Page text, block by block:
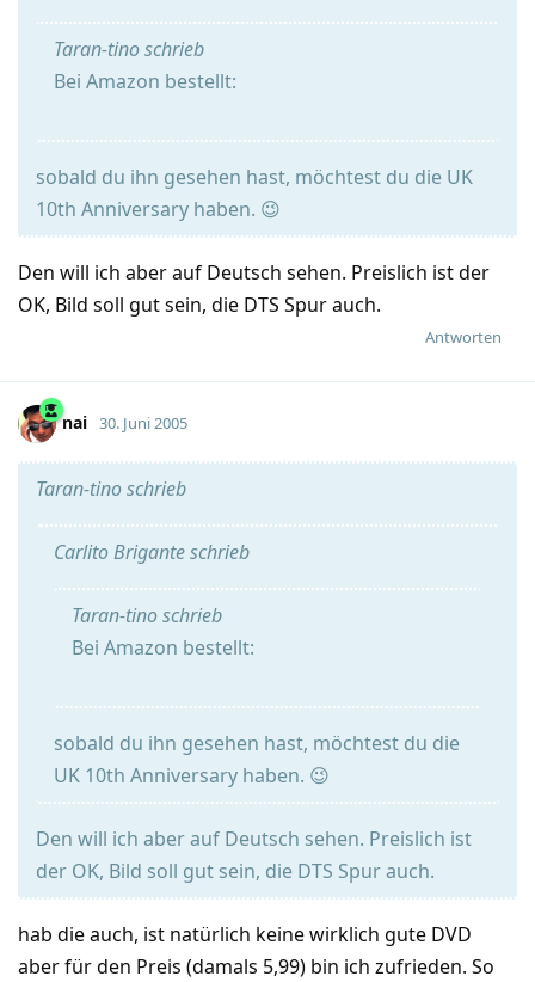
Taran-tino schrieb
Bei Amazon bestellt:
sobald du ihn gesehen hast, möchtest du die UK
10th Anniversary haben. 😉
Den will ich aber auf Deutsch sehen. Preislich ist der
OK, Bild soll gut sein, die DTS Spur auch.
Antworten
nai 30. Juni 2005
Taran-tino schrieb
Carlito Brigante schrieb
Taran-tino schrieb
Bei Amazon bestellt:
sobald du ihn gesehen hast, möchtest du die
UK 10th Anniversary haben. 😉
Den will ich aber auf Deutsch sehen. Preislich ist
der OK, Bild soll gut sein, die DTS Spur auch.
hab die auch, ist natürlich keine wirklich gute DVD
aber für den Preis (damals 5,99) bin ich zufrieden. So